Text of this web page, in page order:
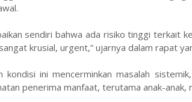
sendiri bahwa ada risiko tinggi terkait
krusial, urgent,” ujarnya dalam rapat
kondisi ini mencerminkan masalah
penerima manfaat, terutama anak-anak,